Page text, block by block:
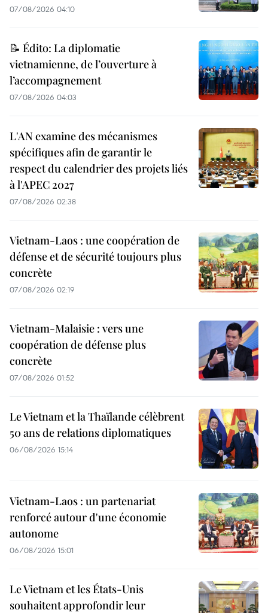
07/08/2026 04:10
📝 Édito: La diplomatie
vietnamienne, de l’ouverture à
l’accompagnement
07/08/2026 04:03
L'AN examine des mécanismes
spécifiques afin de garantir le
respect du calendrier des projets liés
à l'APEC 2027
07/08/2026 02:38
Vietnam-Laos : une coopération de
défense et de sécurité toujours plus
concrète
07/08/2026 02:19
Vietnam-Malaisie : vers une
coopération de défense plus
concrète
07/08/2026 01:52
Le Vietnam et la Thaïlande célèbrent
50 ans de relations diplomatiques
06/08/2026 15:14
Vietnam-Laos : un partenariat
renforcé autour d'une économie
autonome
06/08/2026 15:01
Le Vietnam et les États-Unis
souhaitent approfondir leur